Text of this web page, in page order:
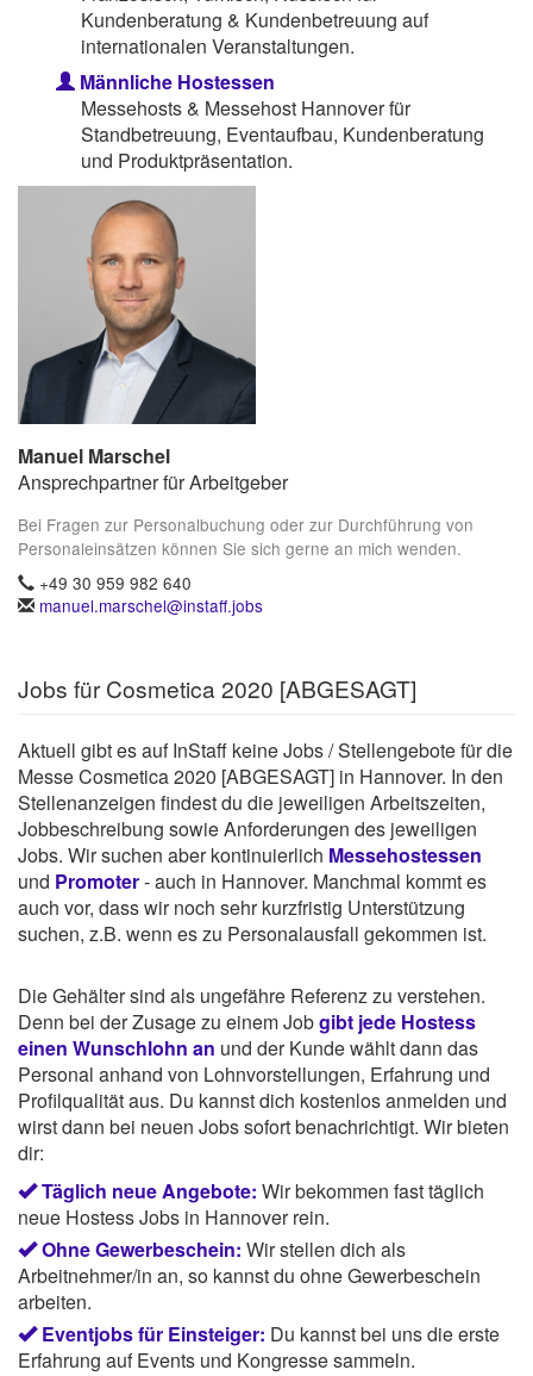
Kundenberatung & Kundenbetreuung auf
internationalen Veranstaltungen.
Männliche Hostessen
Messehosts & Messehost Hannover für
Standbetreuung, Eventaufbau, Kundenberatung
und Produktpräsentation.
Manuel Marschel
Ansprechpartner für Arbeitgeber
Bei Fragen zur Personalbuchung oder zur Durchführung von
Personaleinsätzen können Sie sich gerne an mich wenden.
+49 30 959 982 640
manuel.marschel@instaff.jobs
Jobs für Cosmetica 2020 [ABGESAGT]
Aktuell gibt es auf InStaff keine Jobs / Stellengebote für die
Messe Cosmetica 2020 [ABGESAGT] in Hannover. In den
Stellenanzeigen findest du die jeweiligen Arbeitszeiten,
Jobbeschreibung sowie Anforderungen des jeweiligen
Jobs. Wir suchen aber kontinuierlich Messehostessen
und Promoter- auch in Hannover. Manchmal kommt es
auch vor, dass wir noch sehr kurzfristig Unterstützung
suchen, z.B. wenn es zu Personalausfall gekommen ist.
Die Gehälter sind als ungefähre Referenz zu verstehen.
Denn bei der Zusage zu einem Jobgibt jede Hostess
einen Wunschlohn an und der Kunde wählt dann das
Personal anhand von Lohnvorstellungen, Erfahrung und
Profilqualität aus. Du kannst dich kostenlos anmelden und
wirst dann bei neuen Jobs sofort benachrichtigt. Wir bieten
dir:
Täglich neue Angebote: Wir bekommen fast täglich
neue Hostess Jobs in Hannover rein.
Ohne Gewerbeschein: Wir stellen dich als
Arbeitnehmer/in an, so kannst du ohne Gewerbeschein
arbeiten.
Eventjobs für Einsteiger: Du kannst bei uns die erste
Erfahrung auf Events und Kongresse sammeln.